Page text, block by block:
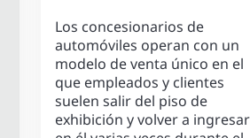
Los concesionarios de
automóviles operan con un
modelo de venta único en el
que empleados y clientes
suelen salir del piso de
exhibición y volver a ingresar